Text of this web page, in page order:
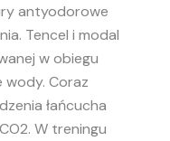
antyodorowe
Tencel i modal
w obiegu
wody. Coraz
łańcucha
W treningu